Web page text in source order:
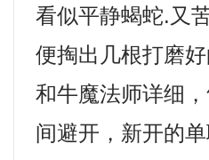
看似平静蝎蛇.又
便掏出几根打磨
和牛魔法师详细
间避开，新开的